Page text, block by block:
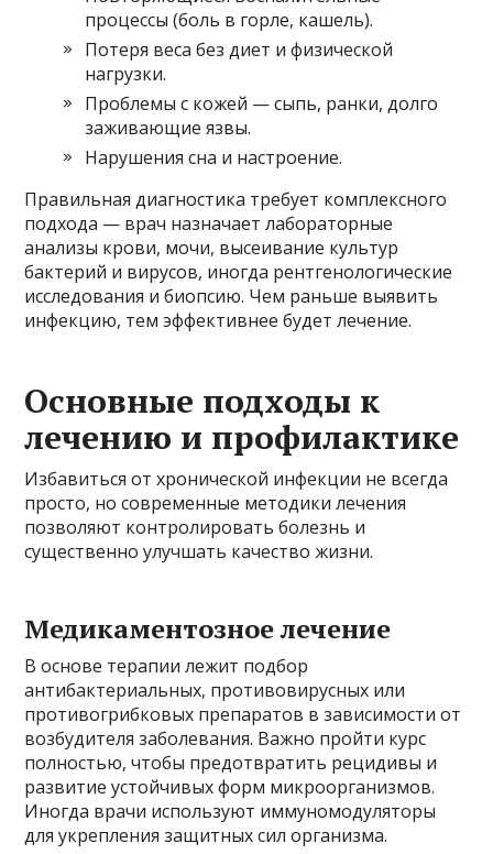
процессы (боль в горле, кашель).
Потеря веса без диет и физической
нагрузки.
Проблемы с кожей — сыпь, ранки, долго
заживающие язвы.
Нарушения сна и настроение.
Правильная диагностика требует комплексного
подхода — врач назначает лабораторные
анализы крови, мочи, высеивание культур
бактерий и вирусов, иногда рентгенологические
исследования и биопсию. Чем раньше выявить
инфекцию, тем эффективнее будет лечение.
Основные подходы к
лечению и профилактике
Избавиться от хронической инфекции не всегда
просто, но современные методики лечения
позволяют контролировать болезнь и
существенно улучшать качество жизни.
Медикаментозное лечение
В основе терапии лежит подбор
антибактериальных, противовирусных или
противогрибковых препаратов в зависимости от
возбудителя заболевания. Важно пройти курс
полностью, чтобы предотвратить рецидивы и
развитие устойчивых форм микроорганизмов.
Иногда врачи используют иммуномодуляторы
для укрепления защитных сил организма.